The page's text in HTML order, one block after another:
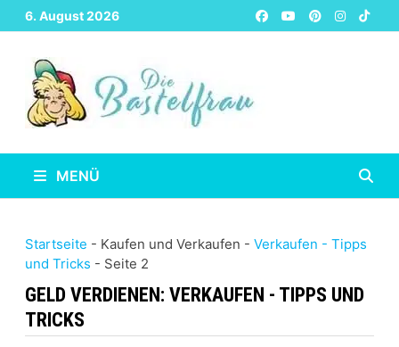
Zurück
zum
Inhalt
6. August 2026
MENÜ
Startseite - Kaufen und Verkaufen - Verkaufen - Tipps
und Tricks - Seite 2
GELD VERDIENEN: VERKAUFEN - TIPPS UND
TRICKS